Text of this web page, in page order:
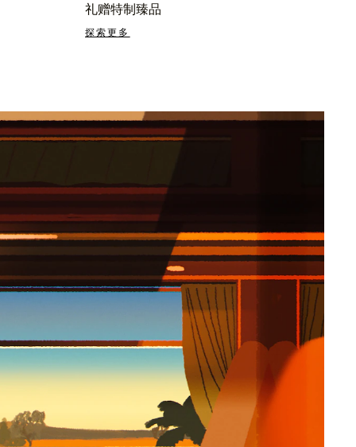
礼赠特制臻品
探索更多